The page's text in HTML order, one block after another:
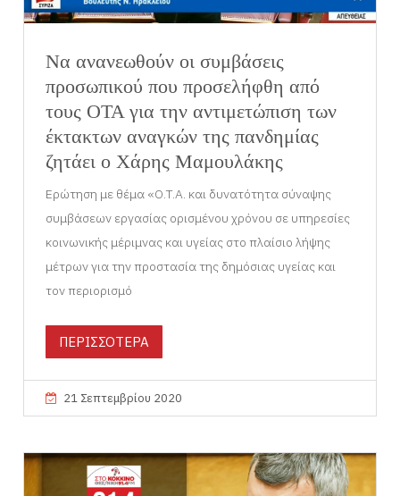
Να ανανεωθούν οι συμβάσεις
προσωπικού που προσελήφθη από
τους ΟΤΑ για την αντιμετώπιση των
έκτακτων αναγκών της πανδημίας
ζητάει ο Χάρης Μαμουλάκης
Ερώτηση με θέμα «Ο.Τ.Α. και δυνατότητα σύναψης
συμβάσεων εργασίας ορισμένου χρόνου σε υπηρεσίες
κοινωνικής μέριμνας και υγείας στο πλαίσιο λήψης
μέτρων για την προστασία της δημόσιας υγείας και
τον περιορισμό
ΠΕΡΙΣΣΟΤΕΡΑ
21 Σεπτεμβρίου 2020